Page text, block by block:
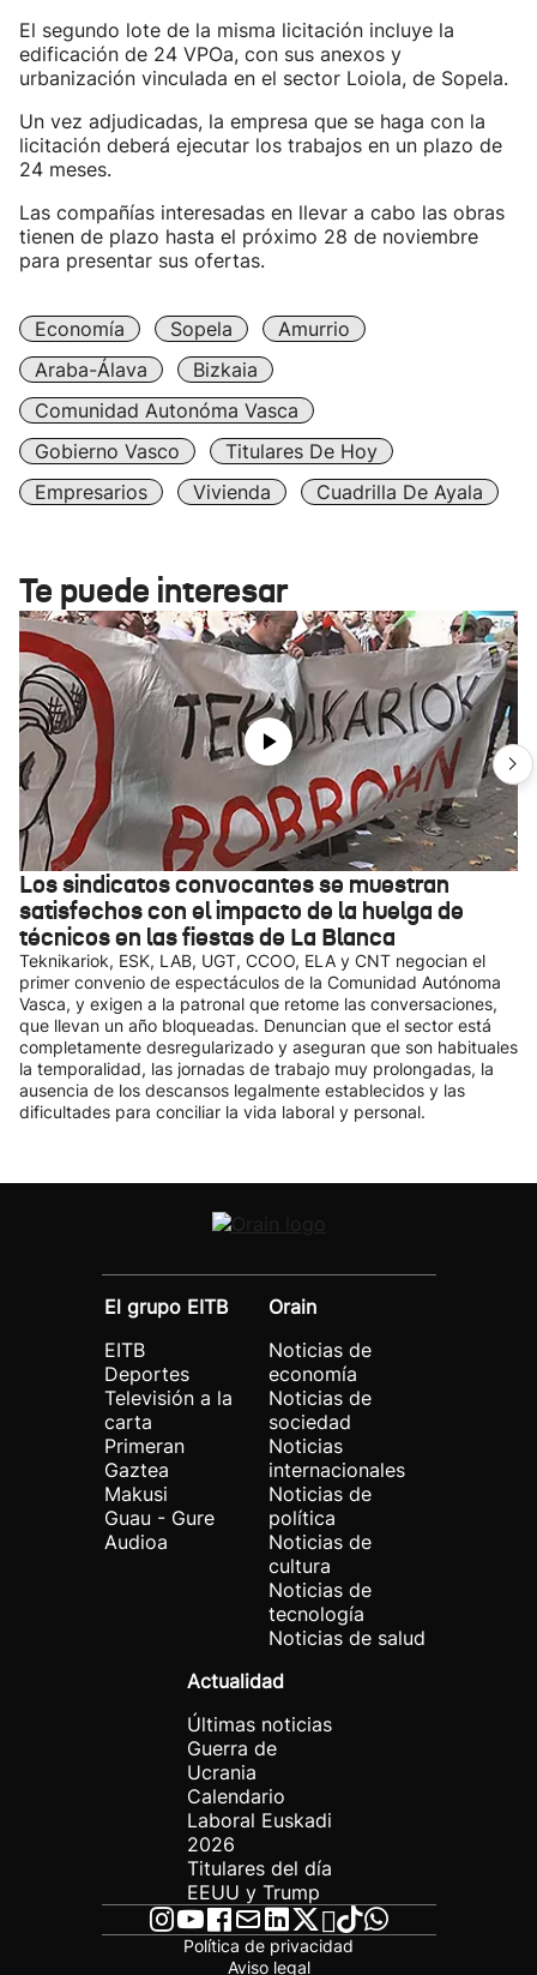
El segundo lote de la misma licitación incluye la
edificación de 24 VPOa, con sus anexos y
urbanización vinculada en el sector Loiola, de Sopela.
Un vez adjudicadas, la empresa que se haga con la
licitación deberá ejecutar los trabajos en un plazo de
24 meses.
Las compañías interesadas en llevar a cabo las obras
tienen de plazo hasta el próximo 28 de noviembre
para presentar sus ofertas.
Economía Sopela
Amurrio
Araba-Álava
Bizkaia
Comunidad Autonóma Vasca
Gobierno Vasco
Titulares De Hoy
Empresarios
Vivienda Cuadrilla De Ayala
Te puede interesar
Los sindicatos convocantes se muestran
satisfechos con el impacto de la huelga de
técnicos en las fiestas de La Blanca
Teknikariok, ESK, LAB, UGT, CCOO, ELA y CNT negocian el
primer convenio de espectáculos de la Comunidad Autónoma
Vasca, y exigen a la patronal que retome las conversaciones,
que llevan un año bloqueadas. Denuncian que el sector está
completamente desregularizado y aseguran que son habituales
la temporalidad, las jornadas de trabajo muy prolongadas, la
ausencia de los descansos legalmente establecidos y las
dificultades para conciliar la vida laboral y personal.
El grupo EITB
EITB
Deportes
Televisión a la
carta
Primeran
Gaztea
Makusi
Guau - Gure
Audioa
Orain
Noticias de
economía
Noticias de
sociedad
Noticias
internacionales
Noticias de
política
Noticias de
cultura
Noticias de
tecnología
Noticias de salud
Actualidad
Últimas noticias
Guerra de
Ucrania
Calendario
Laboral Euskadi
2026
Titulares del día
EEUU y Trump
Política de privacidad
Aviso legal